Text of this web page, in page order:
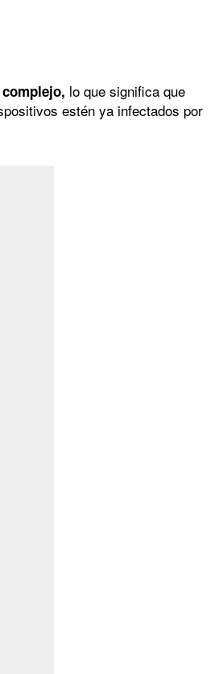
lo que significa que
estén ya infectados por